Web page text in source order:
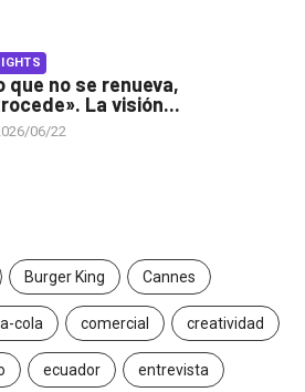
que no se renueva,
La visión...
06/22
Burger King Cannes
cola comercial creatividad
ecuador entrevista